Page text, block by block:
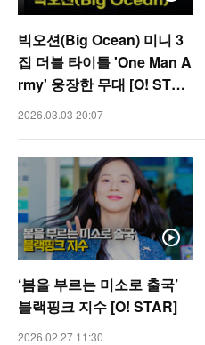
빅오션(Big Ocean) 미니 3
집 더블 타이틀 'One Man A
rmy' 웅장한 무대 [O! STA
R]
2026.03.03 20:07
‘봄을 부르는 미소로 출국’
블랙핑크 지수 [O! STAR]
2026.02.27 11:30